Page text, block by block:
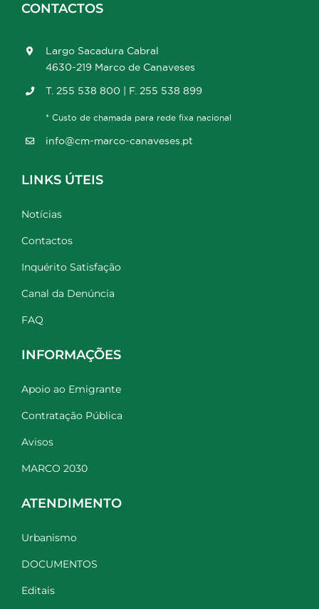
CONTACTOS
Largo Sacadura Cabral
4630-219 Marco de Canaveses
T. 255 538 800 | F. 255 538 899
* Custo de chamada para rede fixa nacional
info@cm-marco-canaveses.pt
LINKS ÚTEIS
Notícias
Contactos
Inquérito Satisfação
Canal da Denúncia
FAQ
INFORMAÇÕES
Apoio ao Emigrante
Contratação Pública
Avisos
MARCO 2030
ATENDIMENTO
Urbanismo
DOCUMENTOS
Editais